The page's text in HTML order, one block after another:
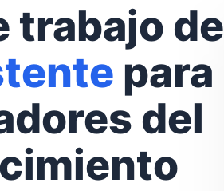
trabajo de
para
del